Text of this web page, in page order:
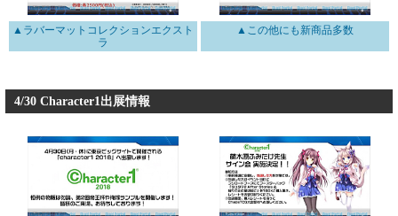
▲ラバーマットコレクションエクスト
ラ
▲この他にも新商品多数
4/30 Character1出展情報